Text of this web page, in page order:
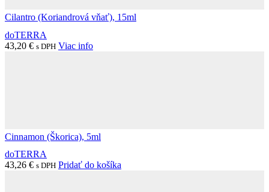
Cilantro (Koriandrová vňať), 15ml
doTERRA
43,20 € s DPH Viac info
Cinnamon (Škorica), 5ml
doTERRA
43,26 € s DPH Pridať do košíka